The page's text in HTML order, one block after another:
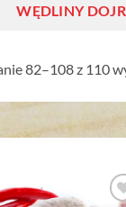
WĘDLINY
82–108 z 110